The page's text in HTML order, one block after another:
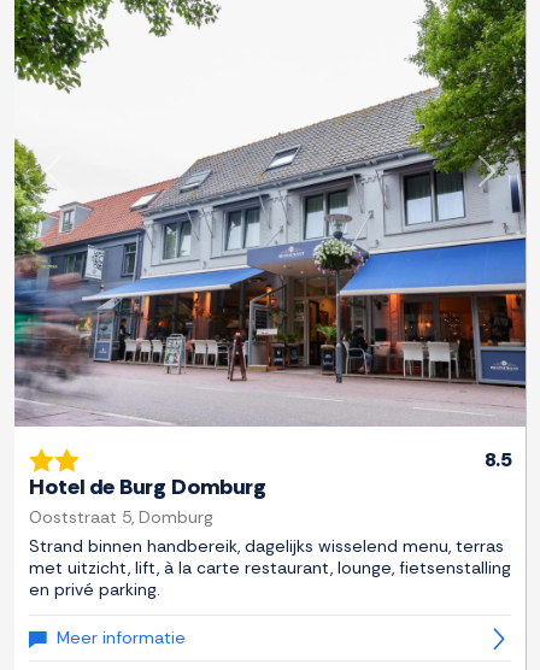
Previous Next
8.5
Hotel de Burg Domburg
Ooststraat 5, Domburg
Strand binnen handbereik, dagelijks wisselend menu, terras
met uitzicht, lift, à la carte restaurant, lounge, fietsenstalling
en privé parking.
Meer informatie